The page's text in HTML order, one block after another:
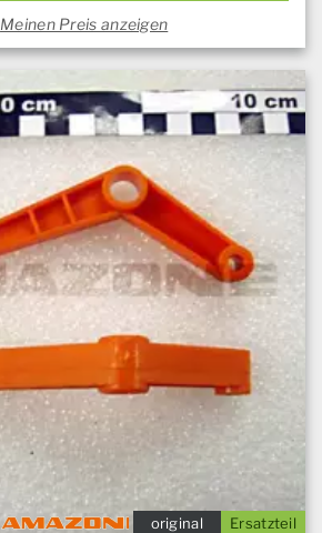
Meinen Preis anzeigen
Ersatzteil
original